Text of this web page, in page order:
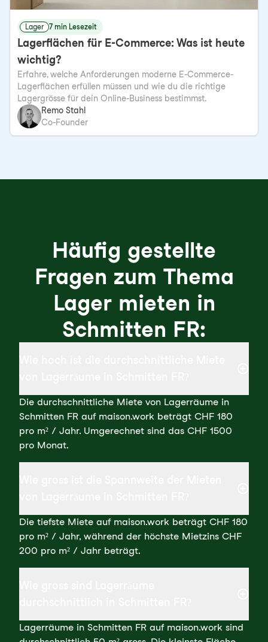
Lager 7 min Lesezeit
Lagerflächen für E-Commerce: Was ist heute
wichtig?
Erfahre, welche Anforderungen moderne E-Commerce-
Lagerflächen erfüllen müssen und wie du die richtige
Lagergrösse für dein Online-Business bestimmst.
Remo Stahl
Co-Founder
Häufig gestellte
Fragen zum Thema
Lager mieten in
Schmitten FR:
Die durchschnittliche Miete von Lagerräume in
Schmitten FR auf maison.work beträgt CHF 180
pro m² / Jahr. Umgerechnet sind das CHF 1500
pro Monat.
Die tiefste Miete auf maison.work beträgt CHF 180
pro m² / Jahr, während der höchste Mietzins CHF
200 pro m² / Jahr beträgt.
Lagerräume in Schmitten FR auf maison.work sind